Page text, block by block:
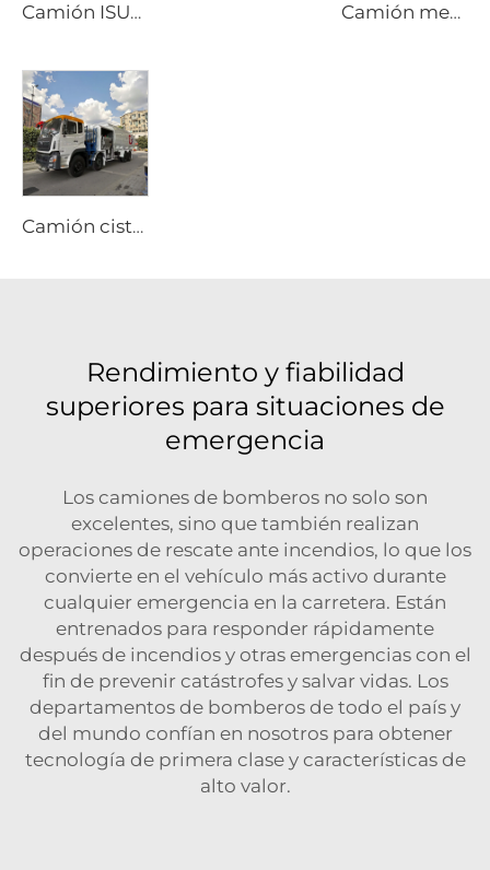
Camión ISUZU GIGA 4x2 con bomba de succión de alcantarillado y vacío, transmisión manual, depósito de 12000 litros para pozos sépticos
Camión mezclador de cemento móvil Shacman nuevo, tambor de 8m3 y 10m3, precio de camión mezclador de hormigón
Camión cisterna de combustible Dongfeng 8x4 340hp de 12 ruedas, capacidad de 25000 litros, vehículo nuevo de repostaje manual para aviación, avión 4x2 4x4 6x6
Rendimiento y fiabilidad
superiores para situaciones de
emergencia
Los camiones de bomberos no solo son
excelentes, sino que también realizan
operaciones de rescate ante incendios, lo que los
convierte en el vehículo más activo durante
cualquier emergencia en la carretera. Están
entrenados para responder rápidamente
después de incendios y otras emergencias con el
fin de prevenir catástrofes y salvar vidas. Los
departamentos de bomberos de todo el país y
del mundo confían en nosotros para obtener
tecnología de primera clase y características de
alto valor.